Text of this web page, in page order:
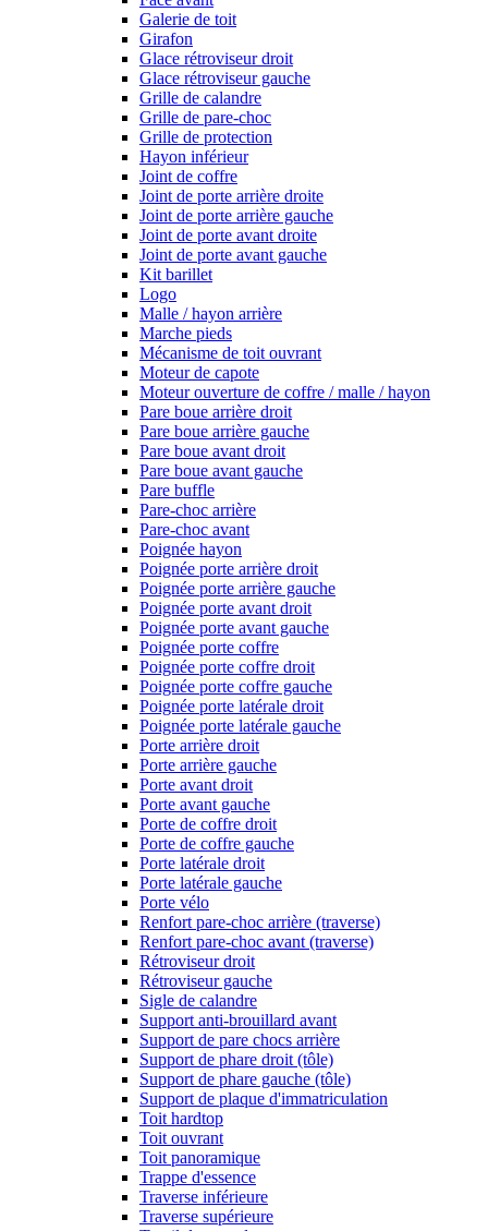
Galerie de toit
Girafon
Glace rétroviseur droit
Glace rétroviseur gauche
Grille de calandre
Grille de pare-choc
Grille de protection
Hayon inférieur
Joint de coffre
Joint de porte arrière droite
Joint de porte arrière gauche
Joint de porte avant droite
Joint de porte avant gauche
Kit barillet
Logo
Malle / hayon arrière
Marche pieds
Mécanisme de toit ouvrant
Moteur de capote
Moteur ouverture de coffre / malle / hayon
Pare boue arrière droit
Pare boue arrière gauche
Pare boue avant droit
Pare boue avant gauche
Pare buffle
Pare-choc arrière
Pare-choc avant
Poignée hayon
Poignée porte arrière droit
Poignée porte arrière gauche
Poignée porte avant droit
Poignée porte avant gauche
Poignée porte coffre
Poignée porte coffre droit
Poignée porte coffre gauche
Poignée porte latérale droit
Poignée porte latérale gauche
Porte arrière droit
Porte arrière gauche
Porte avant droit
Porte avant gauche
Porte de coffre droit
Porte de coffre gauche
Porte latérale droit
Porte latérale gauche
Porte vélo
Renfort pare-choc arrière (traverse)
Renfort pare-choc avant (traverse)
Rétroviseur droit
Rétroviseur gauche
Sigle de calandre
Support anti-brouillard avant
Support de pare chocs arrière
Support de phare droit (tôle)
Support de phare gauche (tôle)
Support de plaque d'immatriculation
Toit hardtop
Toit ouvrant
Toit panoramique
Trappe d'essence
Traverse inférieure
Traverse supérieure